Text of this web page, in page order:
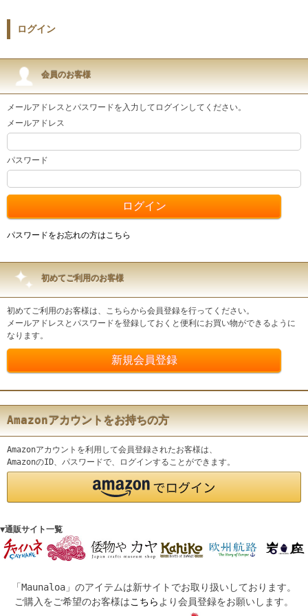
ログイン
会員のお客様
メールアドレスとパスワードを入力してログインしてください。
メールアドレス
パスワード
パスワードをお忘れの方はこちら
初めてご利用のお客様
初めてご利用のお客様は、こちらから会員登録を行ってください。
メールアドレスとパスワードを登録しておくと便利にお買い物ができるように
なります。
Amazonアカウントをお持ちの方
Amazonアカウントを利用して会員登録されたお客様は、
AmazonのID、パスワードで、ログインすることができます。
▼通販サイト一覧
「Maunaloa」のアイテムは新サイトでお取り扱いしております。
ご購入をご希望のお客様はこちら より会員登録をお願いします。